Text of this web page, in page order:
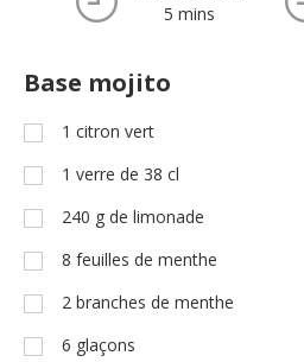
5 mins
Base mojito
1 citron vert
1 verre de 38 cl
240 g de limonade
8 feuilles de menthe
2 branches de menthe
6 glaçons